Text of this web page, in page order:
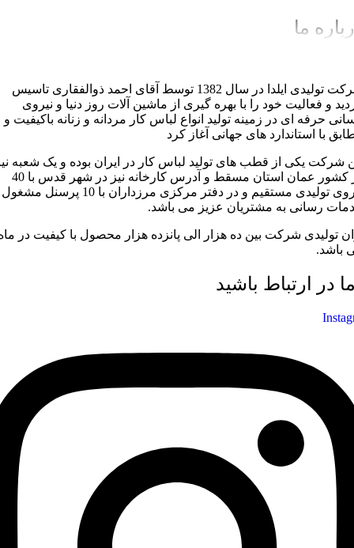
ما
شرکت تولیدی ایلدا در سال 1382 توسط آقای احمد ذوالفقاری تاسیس
و فعالیت خود را با بهره گیری از ماشین آلات روز دنیا و نیروی
حرفه ای در زمینه تولید انواع لباس کار مردانه و زنانه باکیفیت و
با استاندارد های جهانی آغاز کرد
شرکت یکی از قطب های تولید لباس کار در ایران بوده و یک شعبه
در کشور عمان استان مسقط و آدرس کارخانه نیز در شهر قدس با 40
نیروی تولیدی مستقیم و در دفتر مرکزی مرزداران با 10 پرسنل مشغول
رسانی به مشتریان عزیز می باشد.
تولیدی شرکت بین ده هزار الی پانزده هزار محصول با کیفیت در
باشد.
در ارتباط باشید